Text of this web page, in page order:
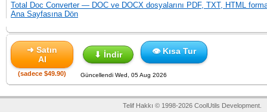
Total Doc Converter — DOC ve DOCX dosyalarını PDF, TXT, HTML
Ana Sayfasına Dön
➜ Satın
Al
⬇ İndir 👁 Kısa Tur
(sadece $49.90) Güncellendi Wed, 05 Aug 2026
Telif Hakkı © 1998-2026 CoolUtils Development.